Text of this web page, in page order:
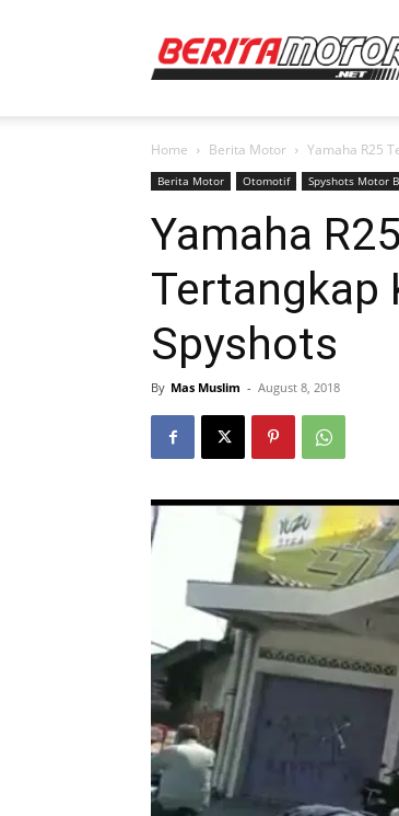
Home Berita Motor Yamaha R25
Berita Motor Otomotif Spyshots Motor
Yamaha
Tertangkap
Spyshots
By Mas Muslim - August 8, 2018